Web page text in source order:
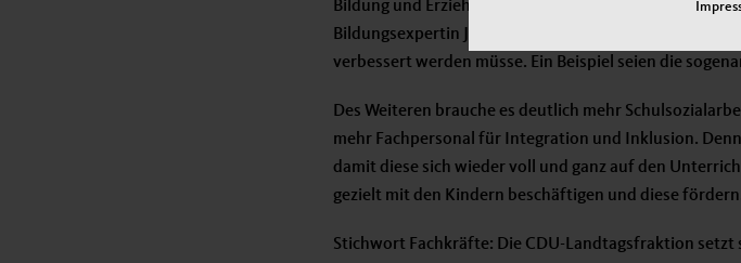
Bildung und Erziehung, brachte etwa ein
Bildungsexpertin Jenny Groß stellt heraus, dass der
verbessert werden müsse. Ein Beispiel seien die
Des Weiteren brauche es deutlich mehr
mehr Fachpersonal für Integration und Inklusion.
damit diese sich wieder voll und ganz auf den
gezielt mit den Kindern beschäftigen und diese
Stichwort Fachkräfte: Die CDU-Landtagsfraktion